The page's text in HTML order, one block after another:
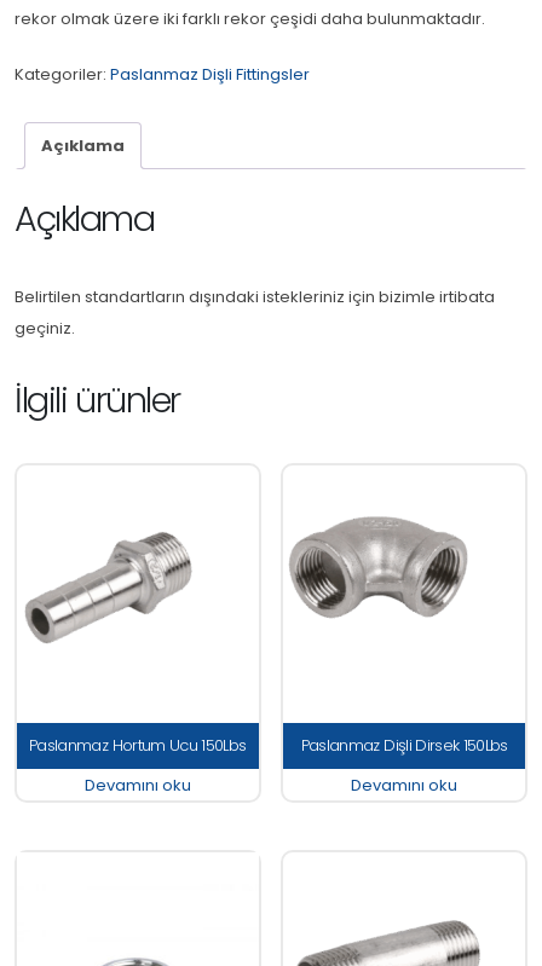
rekor olmak üzere iki farklı rekor çeşidi daha bulunmaktadır.
Kategoriler: Paslanmaz Dişli Fittingsler
Açıklama
Açıklama
Belirtilen standartların dışındaki istekleriniz için bizimle irtibata
geçiniz.
İlgili ürünler
Paslanmaz Hortum Ucu 150Lbs
Devamını oku
Paslanmaz Dişli Dirsek 150Lbs
Devamını oku